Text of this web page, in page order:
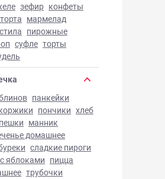
зефир конфеты
мармелад
пирожные
суфле торты
панкейки
пончики хлеб
манник
домашнее
сладкие пироги
яблоками пицца
трубочки